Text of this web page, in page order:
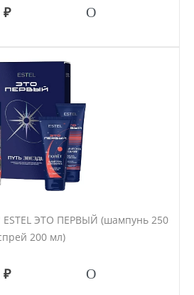
₽
ESTEL ЭТО ПЕРВЫЙ (шампунь 250
200 мл)
₽